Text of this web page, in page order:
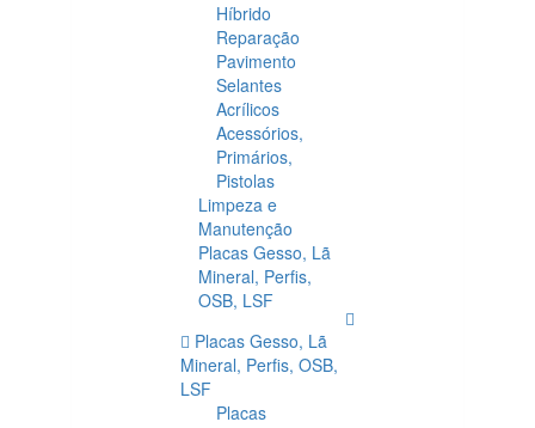
Híbrido
Reparação
Pavimento
Selantes
Acrílicos
Acessórios,
Primários,
Pistolas
Limpeza e
Manutenção
Placas Gesso, Lã
Mineral, Perfis,
OSB, LSF
Placas Gesso, Lã
Mineral, Perfis, OSB,
LSF
Placas